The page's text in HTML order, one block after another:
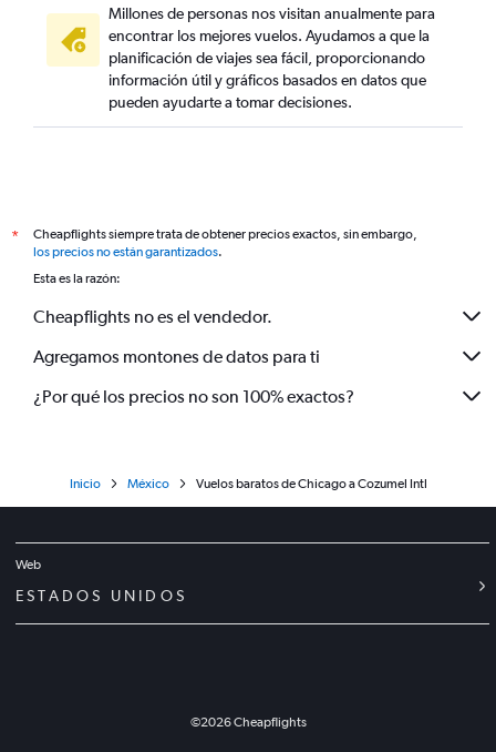
Millones de personas nos visitan anualmente para
encontrar los mejores vuelos. Ayudamos a que la
planificación de viajes sea fácil, proporcionando
información útil y gráficos basados en datos que
pueden ayudarte a tomar decisiones.
*
Cheapflights siempre trata de obtener precios exactos, sin embargo,
los precios no están garantizados.
Esta es la razón:
Cheapflights no es el vendedor.
Agregamos montones de datos para ti
¿Por qué los precios no son 100% exactos?
Inicio México Vuelos baratos de Chicago a Cozumel Intl
Web
ESTADOS UNIDOS
©2026Cheapflights